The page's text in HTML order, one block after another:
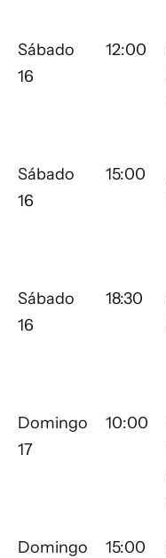
Sábado
16
12:00
Sábado
16
15:00
Sábado
16
18:30
Domingo
17
10:00
Domingo
15:00